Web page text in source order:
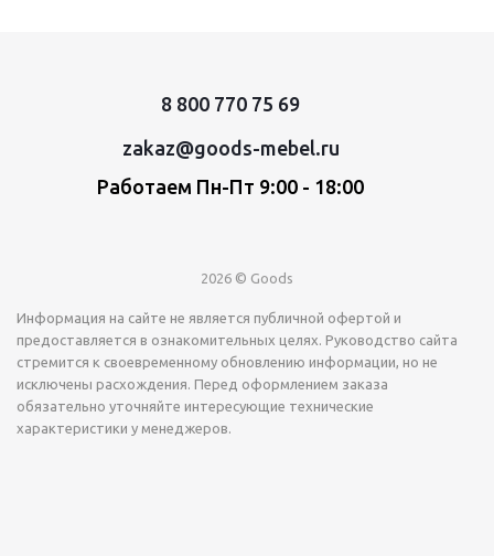
8 800 770 75 69
zakaz@goods-mebel.ru
Работаем Пн-Пт 9:00 - 18:00
2026 © Goods
Информация на сайте не является публичной офертой и
предоставляется в ознакомительных целях. Руководство сайта
стремится к своевременному обновлению информации, но не
исключены расхождения. Перед оформлением заказа
обязательно уточняйте интересующие технические
характеристики у менеджеров.